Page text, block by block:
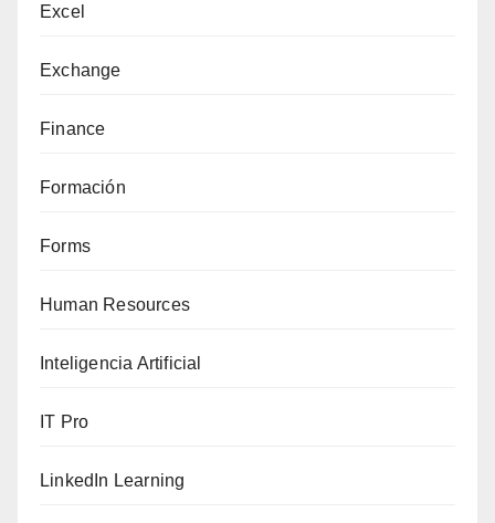
Excel
Exchange
Finance
Formación
Forms
Human Resources
Inteligencia Artificial
IT Pro
LinkedIn Learning